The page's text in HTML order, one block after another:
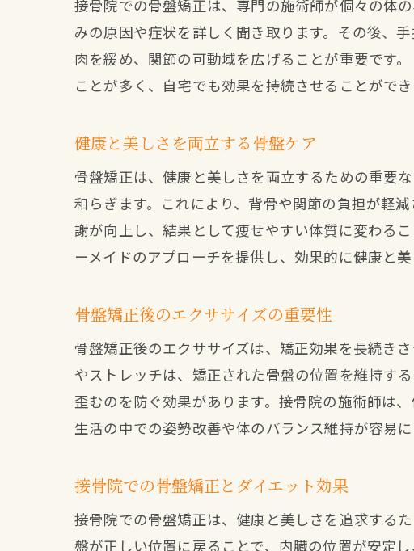
接骨院での骨盤矯正は、専門の施術師が個々の体
みの原因や症状を詳しく聞き取ります。その後、
肉を緩め、関節の可動域を広げることが重要です
ことが多く、自宅でも効果を持続させることがで
健康と美しさを両立する骨盤ケア
骨盤矯正は、健康と美しさを両立するための重要
和らぎます。これにより、背骨や関節の負担が軽
謝が向上し、結果として痩せやすい体質に変わる
ーメイドのアプローチを提供し、効果的に健康と
骨盤矯正後のエクササイズの重要性
骨盤矯正後のエクササイズは、矯正効果を長続き
やストレッチは、矯正された骨盤の位置を維持す
歪むのを防ぐ効果があります。接骨院の施術師は
生活の中での姿勢改善や体のバランス維持が容易
接骨院での骨盤矯正とダイエット効果
接骨院での骨盤矯正は、健康と美しさを追求する
盤が正しい位置に戻ることで、内臓の位置が安定